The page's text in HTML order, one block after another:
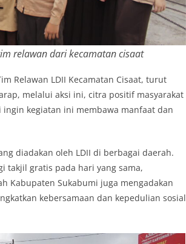
relawan dari kecamatan cisaat
Relawan LDII Kecamatan Cisaat, turut
melalui aksi ini, citra positif masyarakat
kegiatan ini membawa manfaat dan
diadakan oleh LDII di berbagai daerah.
takjil gratis pada hari yang sama,
Kabupaten Sukabumi juga mengadakan
kebersamaan dan kepedulian sosial